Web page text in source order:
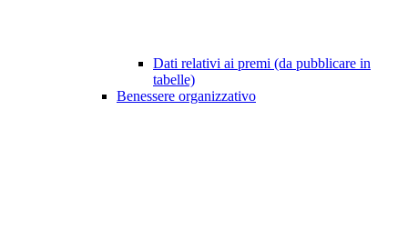
Dati relativi ai premi (da pubblicare in
tabelle)
Benessere organizzativo